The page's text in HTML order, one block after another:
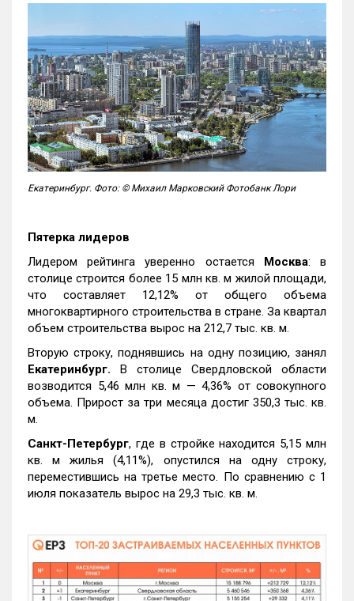
Екатеринбург. Фото: © Михаил Марковский Фотобанк Лори
Пятерка лидеров
Лидером рейтинга уверенно остается Москва: в
столице строится более 15 млн кв. м жилой площади,
что составляет 12,12% от общего объема
многоквартирного строительства в стране. За квартал
объем строительства вырос на 212,7 тыс. кв. м.
Вторую строку, поднявшись на одну позицию, занял
Екатеринбург. В столице Свердловской области
возводится 5,46 млн кв. м — 4,36% от совокупного
объема. Прирост за три месяца достиг 350,3 тыс. кв.
м.
Санкт-Петербург, где в стройке находится 5,15 млн
кв. м жилья (4,11%), опустился на одну строку,
переместившись на третье место. По сравнению с 1
июля показатель вырос на 29,3 тыс. кв. м.